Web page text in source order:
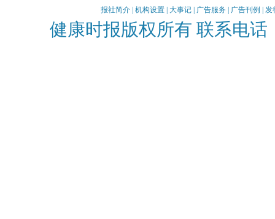
报社简介 机构设置 大事记 广告服务 广告刊例 发
健康时报版权所有 联系电话